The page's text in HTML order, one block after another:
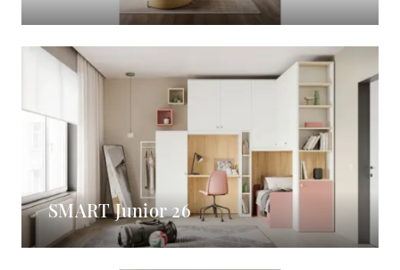
SMART Junior 26